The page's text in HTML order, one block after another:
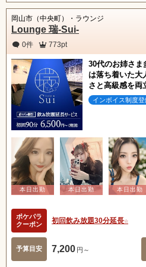
岡山市（中央町）・ラウンジ
Lounge 瑞-Sui-
0件 773pt
30代のお姉さま
は落ち着いた大
さと高級感を両
インボイス制度
ポケパラ
クーポン
初回飲み放題30分延長☆
予算目安 7,200 円～